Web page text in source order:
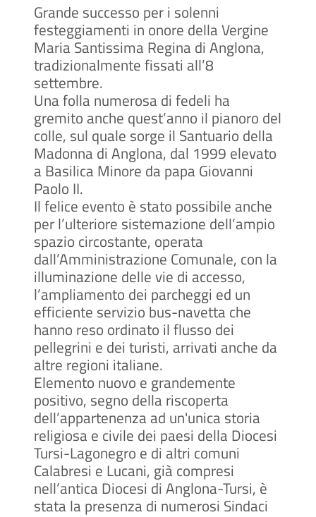
Grande successo per i solenni
festeggiamenti in onore della Vergine
Maria Santissima Regina di Anglona,
tradizionalmente fissati all’8
settembre.
Una folla numerosa di fedeli ha
gremito anche quest’anno il pianoro del
colle, sul quale sorge il Santuario della
Madonna di Anglona, dal 1999 elevato
a Basilica Minore da papa Giovanni
Paolo II.
Il felice evento è stato possibile anche
per l’ulteriore sistemazione dell’ampio
spazio circostante, operata
dall’Amministrazione Comunale, con la
illuminazione delle vie di accesso,
l’ampliamento dei parcheggi ed un
efficiente servizio bus-navetta che
hanno reso ordinato il flusso dei
pellegrini e dei turisti, arrivati anche da
altre regioni italiane.
Elemento nuovo e grandemente
positivo, segno della riscoperta
dell’appartenenza ad un'unica storia
religiosa e civile dei paesi della Diocesi
Tursi-Lagonegro e di altri comuni
Calabresi e Lucani, già compresi
nell’antica Diocesi di Anglona-Tursi, è
stata la presenza di numerosi Sindaci